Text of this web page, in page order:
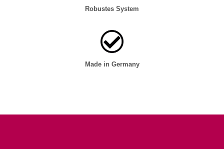
Robustes System
Made in Germany